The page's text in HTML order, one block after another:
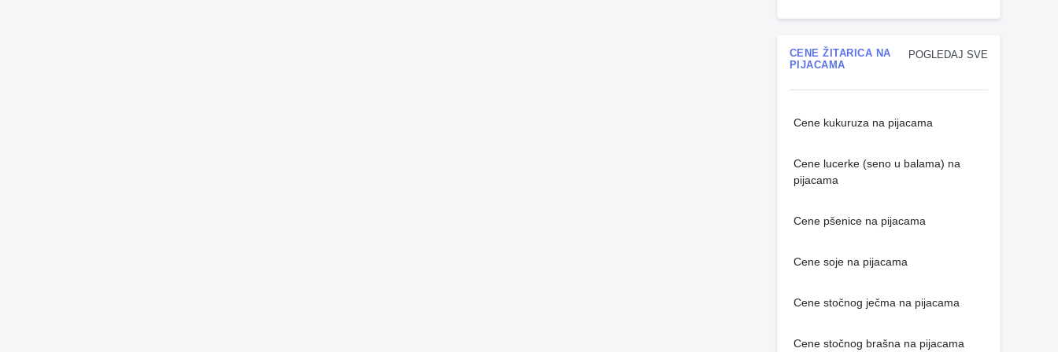
POGLEDAJ SVE
CENE ŽITARICA NA
PIJACAMA
Cene kukuruza na pijacama
Cene lucerke (seno u balama) na
pijacama
Cene pšenice na pijacama
Cene soje na pijacama
Cene stočnog ječma na pijacama
Cene stočnog brašna na pijacama